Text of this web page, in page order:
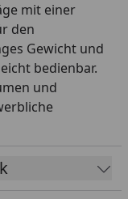
mit einer
den
Gewicht und
bedienbar.
und